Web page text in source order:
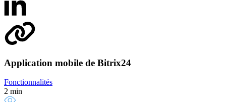
Application mobile de Bitrix24
Fonctionnalités
2 min